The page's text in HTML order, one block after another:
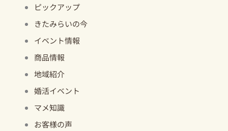
ピックアップ
きたみらいの今
イベント情報
商品情報
地域紹介
婚活イベント
マメ知識
お客様の声